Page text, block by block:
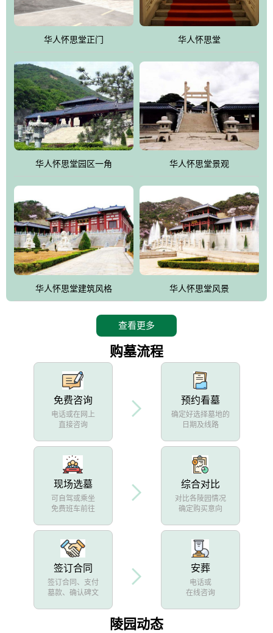
术描绘的抽象派创意绘画，大环境中的长城文化与炎黄始祖，小环
境的绘画中的河流、山川、彩云、明月，意喻着往生者与长城同
伴，与祖宗同眠，他（她）们的思想与品德与山河同在，与日月同
辉。
怀思堂作为豪华室内骨灰存放处，将干支纪年、五行相生相克、天
人合一、太极八卦、生辰八字及生肖等有机结合到历史文化中。一
厅七千个福位分十二小区，按十二地支命名。客户选位，可依据生
肖、八字、时辰亦可参考地理方位、职业、兴趣爱好等等。堂中是
地宫陵寝式的，入口楹联选材于著名田园诗人陶渊明"亲戚或余悲，
他人亦已歌，死后何所道，托体同山阿"中的后两句。反应了回归大
雀，后玄武"的四大吉祥物铜雕挂件。
华人怀思堂正门 华人怀思堂
华人怀思堂园区一角 华人怀思堂景观
华人怀思堂建筑风格 华人怀思堂风景
查看更多
购墓流程
免费咨询
电话或在网上
直接咨询
预约看墓
确定好选择墓地的
日期及线路
现场选墓
可自驾或乘坐
免费班车前往
综合对比
对比各陵园情况
确定购买意向
签订合同
签订合同、支付
墓款、确认碑文
安葬
电话或
在线咨询
陵园动态